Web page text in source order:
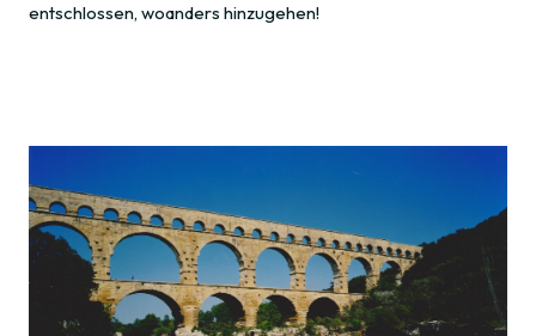
entschlossen, woanders hinzugehen!